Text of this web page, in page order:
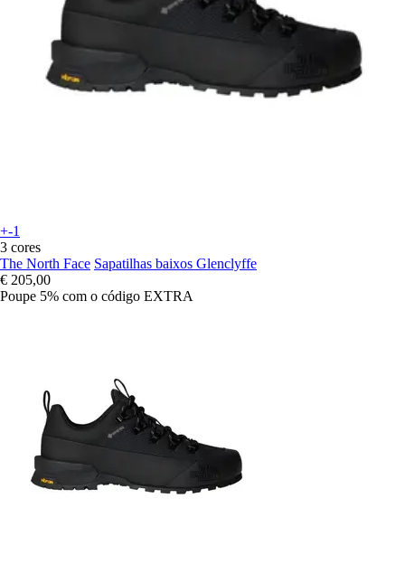
+-1
3 cores
The North Face Sapatilhas baixos Glenclyffe
€ 205,00
Poupe 5% com o código EXTRA